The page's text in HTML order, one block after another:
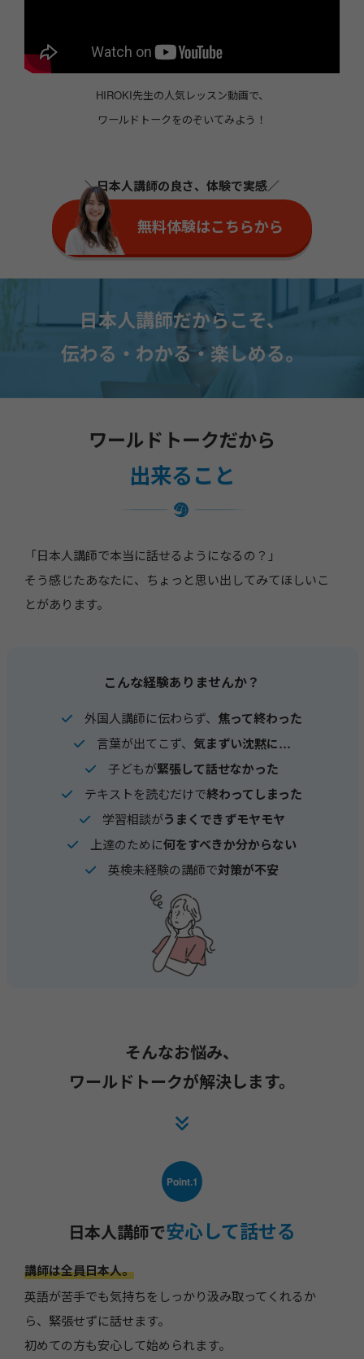
HIROKI先生の人気レッスン動画で、
ワールドトークをのぞいてみよう！
＼日本人講師の良さ、体験で実感／
無料体験はこちらから
日本人講師だからこそ、
伝わる・わかる・楽しめる。
ワールドトークだから
出来ること
「日本人講師で本当に話せるようになるの？」
そう感じたあなたに、ちょっと思い出してみてほしいこ
とがあります。
こんな経験ありませんか？
外国人講師に伝わらず、 焦って終わった
言葉が出てこず、 気まずい沈黙に…
子どもが緊張して話せなかった
テキストを読むだけで終わってしまった
学習相談がうまくできずモヤモヤ
上達のために何をすべきか分からない
英検未経験の講師で対策が不安
そんなお悩み、
ワールドトークが解決します。
Point.1
日本人講師で安心して話せる
講師は全員日本人。
英語が苦手でも気持ちをしっかり汲み取ってくれるか
ら、緊張せずに話せます。
初めての方も安心して始められます。